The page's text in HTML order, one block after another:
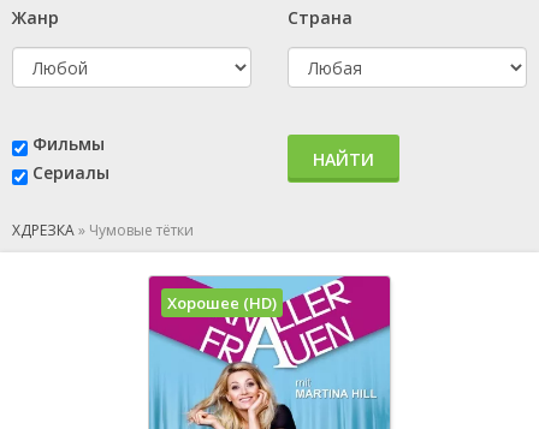
Жанр Страна
Фильмы
Сериалы
НАЙТИ
ХДРЕЗКА» Чумовые тётки
Хорошее (HD)